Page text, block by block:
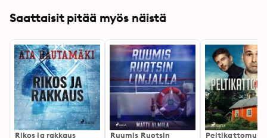
Saattaisit pitää myös näistä
Rikos ja rakkaus Ruumis Ruotsin